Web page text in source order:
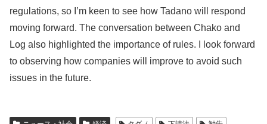
regulations, so I’m keen to see how Tadano will respond
moving forward. The conversation between Chako and
Log also highlighted the importance of rules. I look forward
to observing how companies will improve to avoid such
issues in the future.